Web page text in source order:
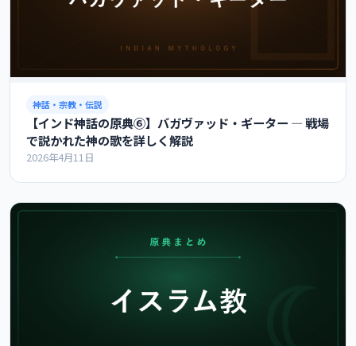
神話・宗教・伝説
【インド神話の原典⑥】バガヴァッド・ギーター ― 戦場
で説かれた神の歌を詳しく解説
2026年4月11日